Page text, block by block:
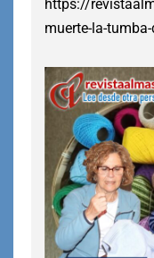
https://
muerte-la-